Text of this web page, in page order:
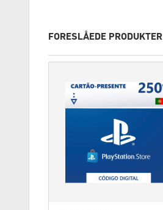
FORESLÅEDE PRODUKTER